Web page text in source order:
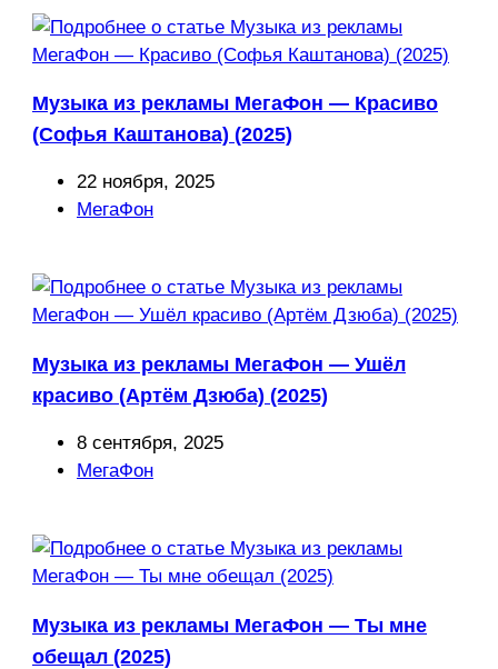
Музыка из рекламы МегаФон — Красиво
(Софья Каштанова) (2025)
Запись
опубликована:
22 ноября, 2025
Рубрика
МегаФон
Музыка из рекламы МегаФон — Ушёл
красиво (Артём Дзюба) (2025)
Запись
опубликована:
8 сентября, 2025
Рубрика
МегаФон
Музыка из рекламы МегаФон — Ты мне
обещал (2025)